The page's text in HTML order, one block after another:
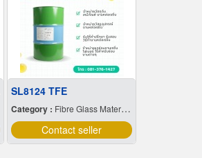
SL8124 TFE
Category : Fibre Glass Materials
Contact seller